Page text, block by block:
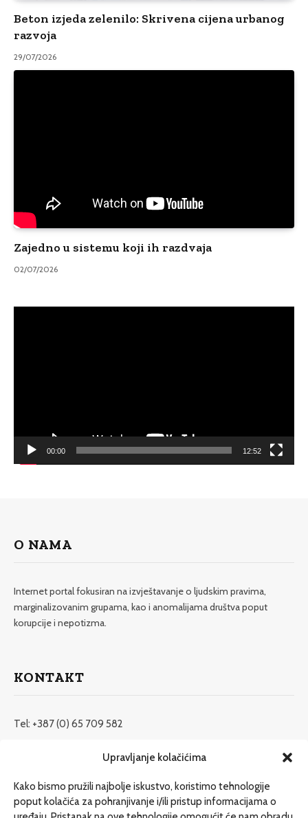
Upravljanje kolačićima
Kako bismo pružili najbolje iskustvo, koristimo tehnologije
poput kolačića za pohranjivanje i/ili pristup informacijama o
Beton izjeda zelenilo: Skrivena cijena urbanog
razvoja
29/07/2026
Zajedno u sistemu koji ih razdvaja
02/07/2026
00:00 12:52
O NAMA
Internet portal fokusiran na izvještavanje o ljudskim pravima,
marginalizovanim grupama, kao i anomalijama društva poput
korupcije i nepotizma.
KONTAKT
Tel: +387 (0) 65 709 582
redakcija@etrafika.net